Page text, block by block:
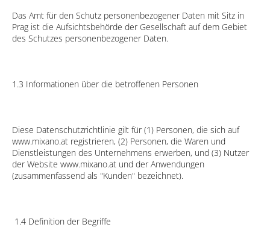
Das Amt für den Schutz personenbezogener Daten mit Sitz in
Prag ist die Aufsichtsbehörde der Gesellschaft auf dem Gebiet
des Schutzes personenbezogener Daten.
1.3 Informationen über die betroffenen Personen
Diese Datenschutzrichtlinie gilt für (1) Personen, die sich auf
www.mixano.at registrieren, (2) Personen, die Waren und
Dienstleistungen des Unternehmens erwerben, und (3) Nutzer
der Website www.mixano.at und der Anwendungen
(zusammenfassend als "Kunden" bezeichnet).
1.4 Definition der Begriffe